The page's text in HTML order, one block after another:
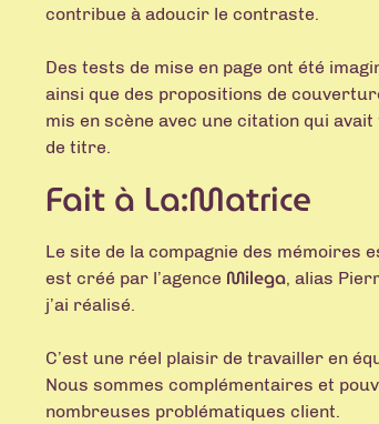
contribue à adoucir le contraste.
Des tests de mise en page ont été
ainsi que des propositions de
mis en scène avec une citation qui
de titre.
Fait à La:Matrice
Le site de la compagnie des mémoires
est créé par l’agence Milega, alias
j’ai réalisé.
C’est une réel plaisir de travailler en
Nous sommes complémentaires et
nombreuses problématiques client.